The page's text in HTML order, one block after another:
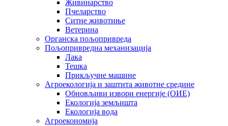
Живинарство
Пчеларство
Ситне животиње
Ветерина
Органска пољопривреда
Пољопривредна механизација
Лака
Тешка
Прикључне машине
Агроекологија и заштита животне средине
Обновљиви извори енергије (ОИЕ)
Екологија земљишта
Екологија вода
Агроекономија